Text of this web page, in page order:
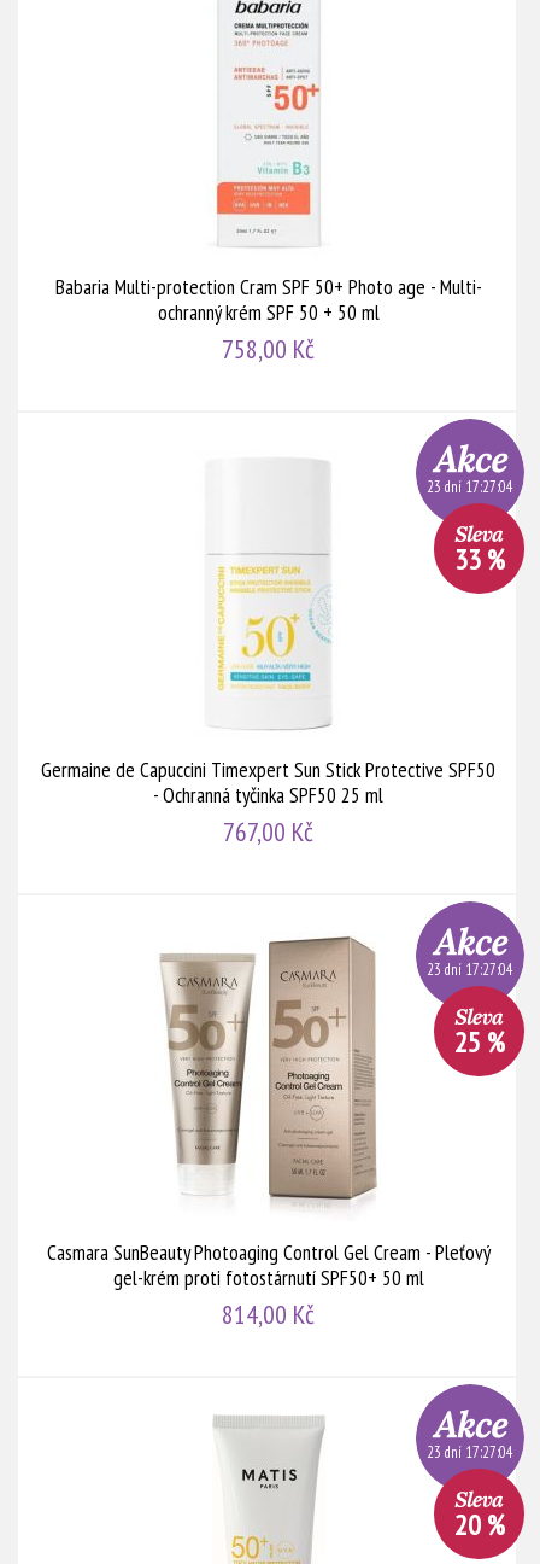
Babaria Multi-protection Cram SPF 50+ Photo age - Multi-
ochranný krém SPF 50 + 50 ml
758,00 Kč
Germaine de Capuccini Timexpert Sun Stick Protective SPF50
- Ochranná tyčinka SPF50 25 ml
767,00 Kč
23 dní 17:27:03
33 %
Casmara SunBeauty Photoaging Control Gel Cream - Pleťový
gel-krém proti fotostárnutí SPF50+ 50 ml
814,00 Kč
23 dní 17:27:03
25 %
23 dní 17:27:03
20 %